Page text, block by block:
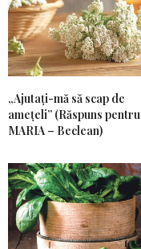
„Ajutați-mă să scap de
amețeli” (Răspuns pentru
MARIA – Beclean)